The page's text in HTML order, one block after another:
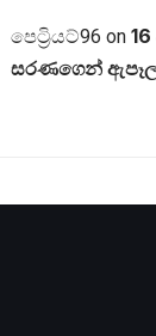
පෙට්‍රියට්96 on
සරණගෙන්